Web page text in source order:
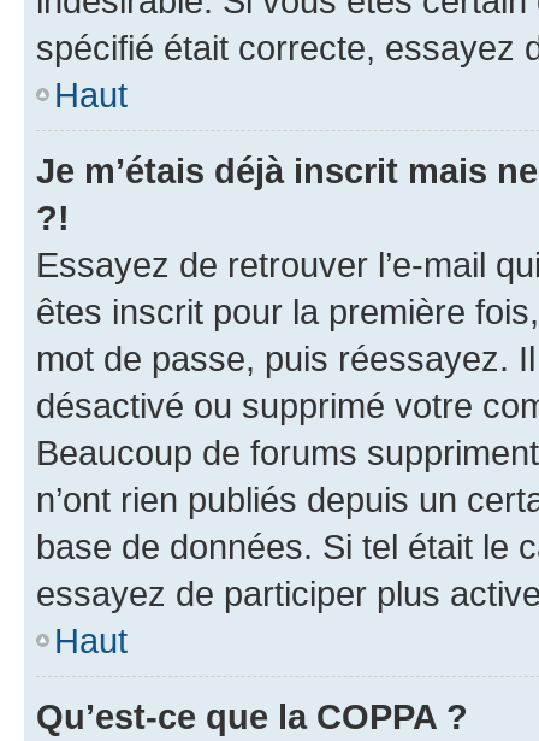
spécifié était correcte, essayez
Haut
Je m’étais déjà inscrit mais
?!
Essayez de retrouver l’e-mail
êtes inscrit pour la première
mot de passe, puis réessayez.
désactivé ou supprimé votre
Beaucoup de forums
n’ont rien publiés depuis un
base de données. Si tel était le
essayez de participer plus
Haut
Qu’est-ce que la COPPA ?